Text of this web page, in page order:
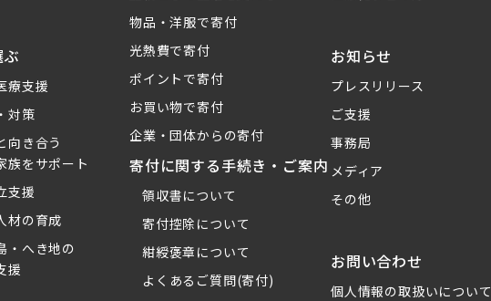
療支援
対策
向き合う
族をサポート
支援
材の育成
・へき地の
援
物品・洋服で寄付
光熱費で寄付
ポイントで寄付
お買い物で寄付
企業・団体からの寄付
寄付に関する手続き・ご案内
領収書について
寄付控除について
紺綬褒章について
よくあるご質問(寄付)
お知らせ
プレスリリース
ご支援
事務局
メディア
その他
お問い合わせ
個人情報の取扱いについて